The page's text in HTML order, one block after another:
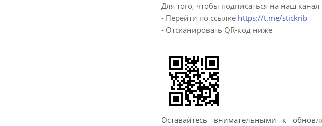
Для того, чтобы подписаться на наш
- Перейти по ссылке https://t.me/stickrib
- Отсканировать QR-код ниже
Оставайтесь внимательными к